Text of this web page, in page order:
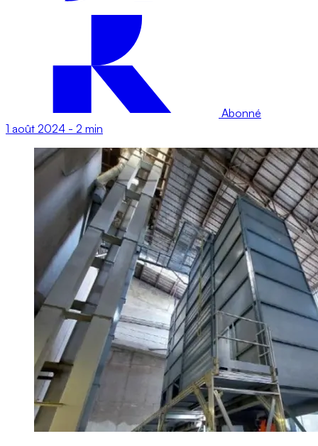
Abonné
1 août 2024 - 2 min